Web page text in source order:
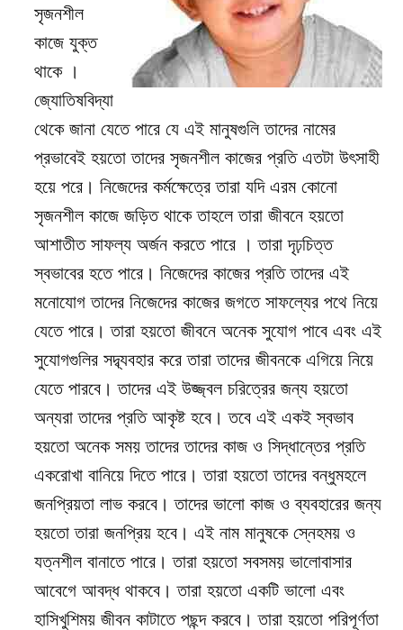
সৃজনশীল
কাজে যুক্ত
থাকে ।
জ্যোতিষবিদ্যা
থেকে জানা যেতে পারে যে এই মানুষগুলি তাদের নামের
প্রভাবেই হয়তো তাদের সৃজনশীল কাজের প্রতি এতটা উৎসাহী
হয়ে পরে। নিজেদের কর্মক্ষেত্রে তারা যদি এরম কোনো
সৃজনশীল কাজে জড়িত থাকে তাহলে তারা জীবনে হয়তো
আশাতীত সাফল্য অর্জন করতে পারে । তারা দৃঢ়চিত্ত
স্বভাবের হতে পারে। নিজেদের কাজের প্রতি তাদের এই
মনোযোগ তাদের নিজেদের কাজের জগতে সাফল্যের পথে নিয়ে
যেতে পারে। তারা হয়তো জীবনে অনেক সুযোগ পাবে এবং এই
সুযোগগুলির সদ্ব্যবহার করে তারা তাদের জীবনকে এগিয়ে নিয়ে
যেতে পারবে। তাদের এই উজ্জ্বল চরিত্রের জন্য হয়তো
অন্যরা তাদের প্রতি আকৃষ্ট হবে। তবে এই একই স্বভাব
হয়তো অনেক সময় তাদের তাদের কাজ ও সিদ্ধান্তের প্রতি
একরোখা বানিয়ে দিতে পারে। তারা হয়তো তাদের বন্ধুমহলে
জনপ্রিয়তা লাভ করবে। তাদের ভালো কাজ ও ব্যবহারের জন্য
হয়তো তারা জনপ্রিয় হবে। এই নাম মানুষকে স্নেহময় ও
যত্নশীল বানাতে পারে। তারা হয়তো সবসময় ভালোবাসার
আবেগে আবদ্ধ থাকবে। তারা হয়তো একটি ভালো এবং
হাসিখুশিময় জীবন কাটাতে পছন্দ করবে। তারা হয়তো পরিপূর্ণতা